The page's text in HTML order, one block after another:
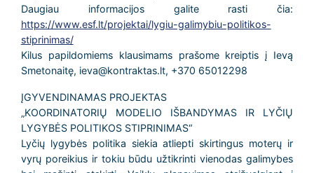
Daugiau informacijos galite rasti čia:
https://www.esf.lt/projektai/lygiu-galimybiu-politikos-
stiprinimas/
Kilus papildomiems klausimams prašome kreiptis į Ievą
Smetonaitę, ieva@kontraktas.lt, +370 65012298
ĮGYVENDINAMAS PROJEKTAS
„KOORDINATORIŲ MODELIO IŠBANDYMAS IR LYČIŲ
LYGYBĖS POLITIKOS STIPRINIMAS“
Lyčių lygybės politika siekia atliepti skirtingus moterų ir
vyrų poreikius ir tokiu būdu užtikrinti vienodas galimybes